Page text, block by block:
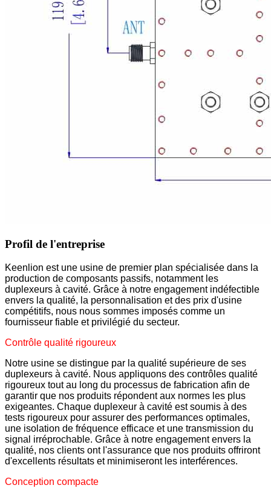
Profil de l'entreprise
Keenlion est une usine de premier plan spécialisée dans la
production de composants passifs, notamment les
duplexeurs à cavité. Grâce à notre engagement indéfectible
envers la qualité, la personnalisation et des prix d'usine
compétitifs, nous nous sommes imposés comme un
fournisseur fiable et privilégié du secteur.
Contrôle qualité rigoureux
Notre usine se distingue par la qualité supérieure de ses
duplexeurs à cavité. Nous appliquons des contrôles qualité
rigoureux tout au long du processus de fabrication afin de
garantir que nos produits répondent aux normes les plus
exigeantes. Chaque duplexeur à cavité est soumis à des
tests rigoureux pour assurer des performances optimales,
une isolation de fréquence efficace et une transmission du
signal irréprochable. Grâce à notre engagement envers la
qualité, nos clients ont l'assurance que nos produits offriront
d'excellents résultats et minimiseront les interférences.
Conception compacte